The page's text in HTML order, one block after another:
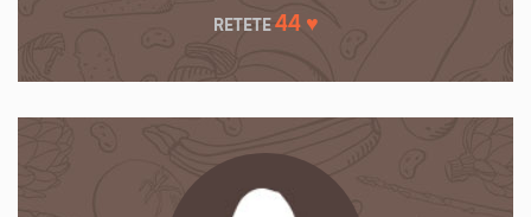
RETETE 44 ♥